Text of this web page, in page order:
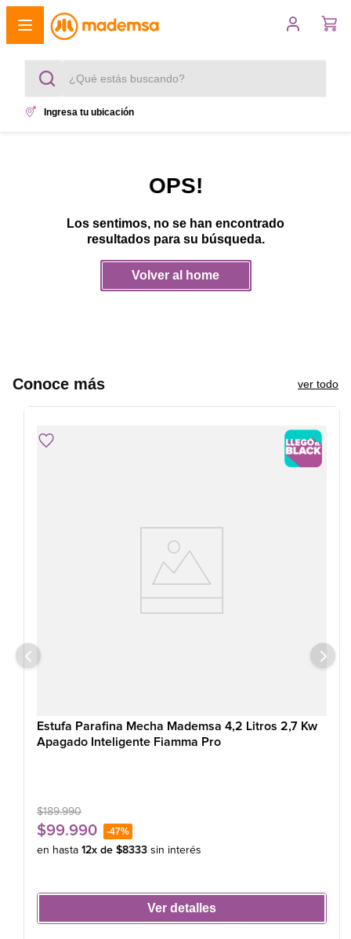
¿Qué estás buscando?
refrigerador
Ingresa tu ubicación
OPS!
Los sentimos, no se han encontrado
resultados para su búsqueda.
Volver al home
Conoce más ver todo
Estufa Parafina Mecha Mademsa 4,2 Litros 2,7 Kw
Apagado Inteligente Fiamma Pro
$189.990
$99.990 -47%
en hasta 12x de $8333 sin interés
Ver detalles